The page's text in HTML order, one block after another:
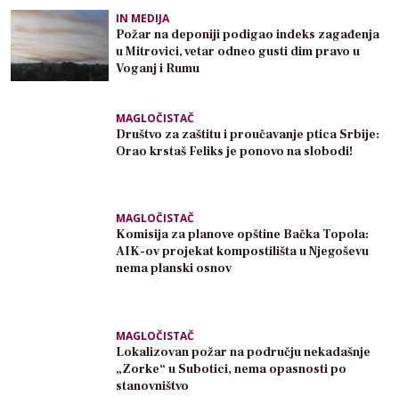
IN MEDIJA
Požar na deponiji podigao indeks zagađenja
u Mitrovici, vetar odneo gusti dim pravo u
Voganj i Rumu
MAGLOČISTAČ
Društvo za zaštitu i proučavanje ptica Srbije:
Orao krstaš Feliks je ponovo na slobodi!
MAGLOČISTAČ
Komisija za planove opštine Bačka Topola:
AIK-ov projekat kompostilišta u Njegoševu
nema planski osnov
MAGLOČISTAČ
Lokalizovan požar na području nekadašnje
„Zorke“ u Subotici, nema opasnosti po
stanovništvo